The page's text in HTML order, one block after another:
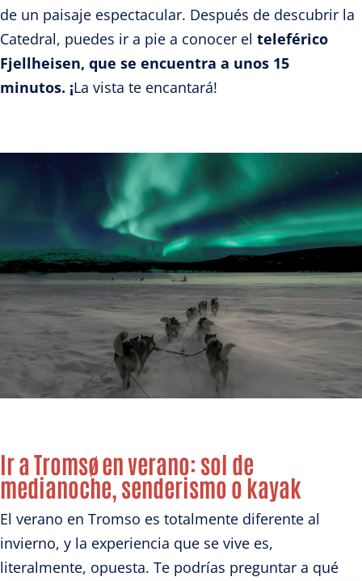
de un paisaje espectacular. Después de descubrir la
Catedral, puedes ir a pie a conocer el teleférico
Fjellheisen, que se encuentra a unos 15
minutos. ¡La vista te encantará!
Ir a Tromsø en verano: sol de
medianoche, senderismo o kayak
El verano en Tromso es totalmente diferente al
invierno, y la experiencia que se vive es,
literalmente, opuesta. Te podrías preguntar a qué